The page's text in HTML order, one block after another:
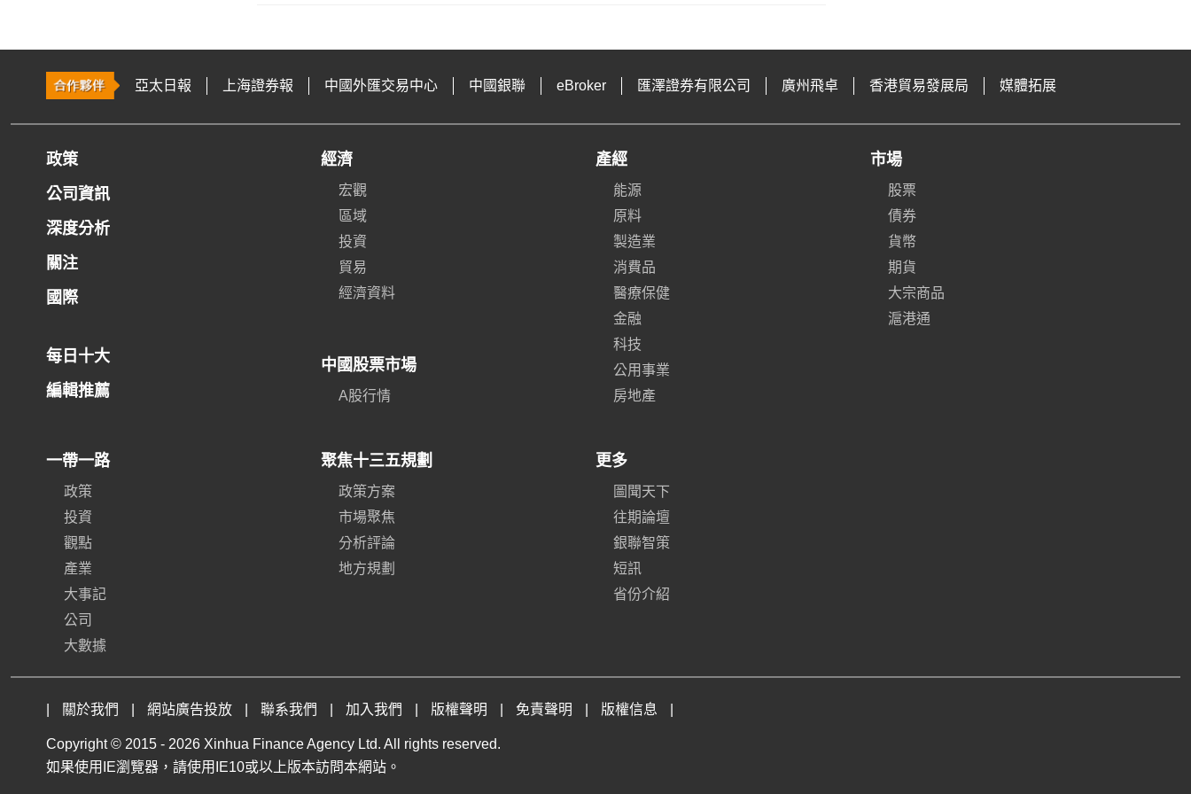
亞太日報 上海證券報 中國外匯交易中心 中國銀聯 eBroker 匯澤證券有限公司 廣州飛卓 香港貿易發展局 媒體拓展
政策
公司資訊
深度分析
關注
國際
每日十大
編輯推薦
經濟
宏觀
區域
投資
貿易
經濟資料
中國股票市場
A股行情
產經
能源
原料
製造業
消費品
醫療保健
金融
科技
公用事業
房地產
市場
股票
債券
貨幣
期貨
大宗商品
滬港通
一帶一路
政策
投資
觀點
產業
大事記
公司
大數據
聚焦十三五規劃
政策方案
市場聚焦
分析評論
地方規劃
更多
圖聞天下
往期論壇
銀聯智策
短訊
省份介紹
關於我們 網站廣告投放 聯系我們 加入我們 版權聲明 免責聲明 版權信息
Copyright © 2015 - 2026 Xinhua Finance Agency Ltd. All rights reserved.
如果使用IE瀏覽器，請使用IE10或以上版本訪問本網站。